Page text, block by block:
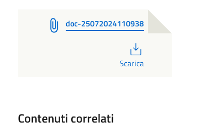
doc-25072024110938
Scarica
Contenuti correlati